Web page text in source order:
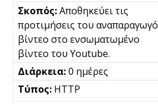
Αποθηκεύει τις
προτιμήσεις του αναπαραγωγό
βίντεο στο ενσωματωμένο
βίντεο του Youtube.
0 ημέρες
HTTP